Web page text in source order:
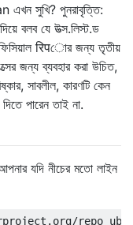
এখন সুখি? পুনরাবৃত্তি:
বলব যে উত্স.লিস্ট.ড
रिपোর জন্য তৃতীয়
জন্য ব্যবহার করা উচিত,
সাবলীল, কারণটি কেন
পারেন তাই না.
যদি নীচের মতো লাইন